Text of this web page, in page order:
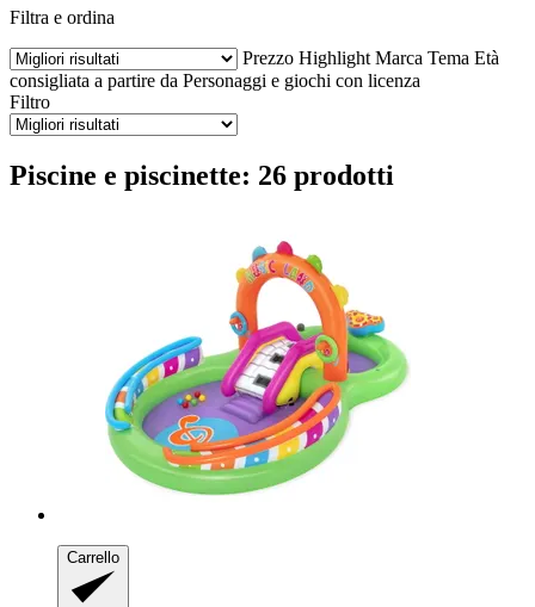
Filtra e ordina
Prezzo Highlight Marca Tema Età
consigliata a partire da Personaggi e giochi con licenza
Filtro
Piscine e piscinette: 26 prodotti
Carrello